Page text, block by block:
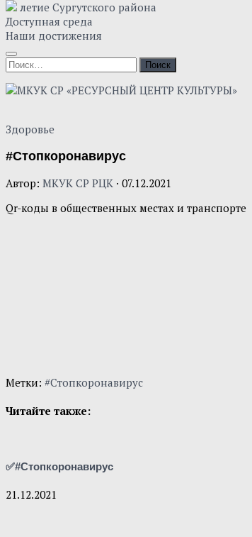
летие Сургутского района
Доступная среда
Наши достижения
Здоровье
#Стопкоронавирус
Автор: МКУК СР РЦК · 07.12.2021
Qr-коды в общественных местах и транспорте
Метки: #Стопкоронавирус
Читайте также:
✅#Стопкоронавирус
21.12.2021